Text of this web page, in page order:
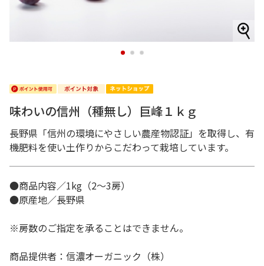
1 2 3
味わいの信州（種無し）巨峰１ｋｇ
長野県「信州の環境にやさしい農産物認証」を取得し、有
機肥料を使い土作りからこだわって栽培しています。
●商品内容／1kg（2～3房）
●原産地／長野県
※房数のご指定を承ることはできません。
商品提供者：信濃オーガニック（株）